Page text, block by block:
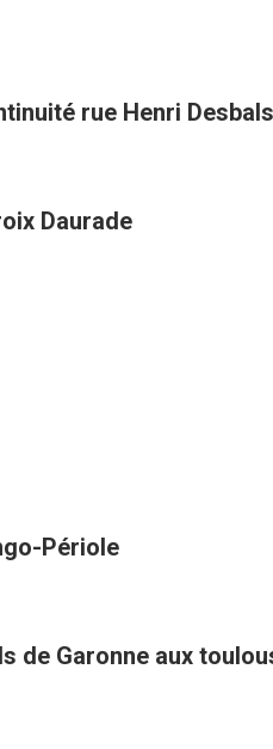
rue Henri Desbals
Daurade
Périole
de Garonne aux